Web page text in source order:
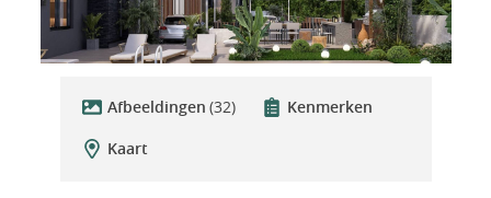
Afbeeldingen (32)
Kenmerken
Kaart